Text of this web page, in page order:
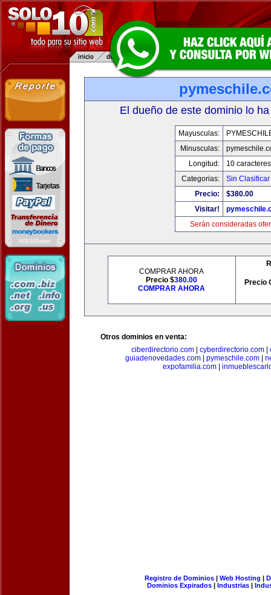
El dueño de este dominio lo
Mayusculas:
Minusculas:
Longitud:
10 caracteres
Categorias:
Sin Clasificar
Precio:
$380.00
Visitar!
Serán consideradas
COMPRAR AHORA
Precio $380.00
COMPRAR AHORA
Precio
Otros dominios en venta:
ciberdirectorio.com
cyberdirectorio.com
guiadenovedades.com| pymeschile.com|
expofamilia.com
Registro de Dominios| Web Hosting |
Dominios Expirados | Industrias |